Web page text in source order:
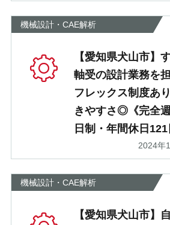
機械設計・CAE解析
【愛知県犬山市】
軸受の設計業務を
フレックス制度あ
きやすさ◎《完全
日制・年間休日121
2024年
機械設計・CAE解析
【愛知県犬山市】